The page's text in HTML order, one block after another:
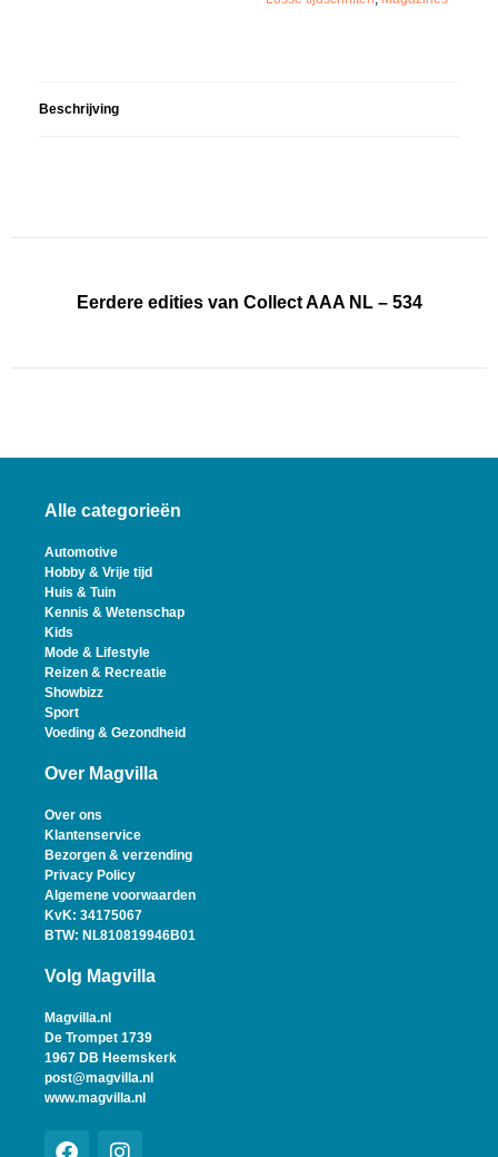
Beschrijving
Eerdere edities van Collect AAA NL – 534
Alle categorieën
Automotive
Hobby & Vrije tijd
Huis & Tuin
Kennis & Wetenschap
Kids
Mode & Lifestyle
Reizen & Recreatie
Showbizz
Sport
Voeding & Gezondheid
Over Magvilla
Over ons
Klantenservice
Bezorgen & verzending
Privacy Policy
Algemene voorwaarden
KvK: 34175067
BTW: NL810819946B01
Volg Magvilla
Magvilla.nl
De Trompet 1739
1967 DB Heemskerk
post@magvilla.nl
www.magvilla.nl